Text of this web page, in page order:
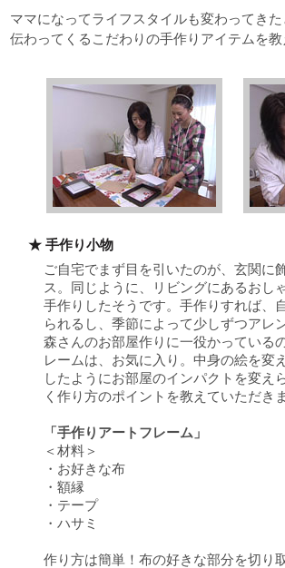
ママになってライフスタイルも変わってき
伝わってくるこだわりの手作りアイテムを
★ 手作り小物
ご自宅でまず目を引いたのが、玄関に
ス。同じように、リビングにあるおし
手作りしたそうです。手作りすれば、
られるし、季節によって少しずつア
森さんのお部屋作りに一役かっている
レームは、お気に入り。中身の絵を変
したようにお部屋のインパクトを変え
く作り方のポイントを教えていただき
「手作りアートフレーム」
＜材料＞
・お好きな布
・額縁
・テープ
・ハサミ
作り方は簡単！布の好きな部分を切り